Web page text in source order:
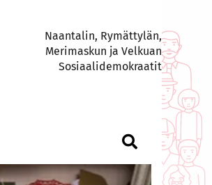
Naantalin, Rymättylän,
Merimaskun ja Velkuan
Sosiaalidemokraatit